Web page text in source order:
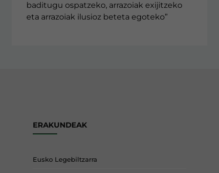
baditugu ospatzeko, arrazoiak exijitzeko
eta arrazoiak ilusioz beteta egoteko”
ERAKUNDEAK
Eusko Legebiltzarra